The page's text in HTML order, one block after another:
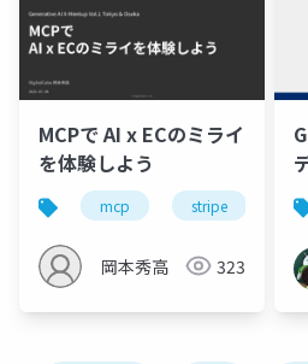
MCPで AI x ECのミライ
を体験しよう
mcp stripe ai
岡本秀高 323